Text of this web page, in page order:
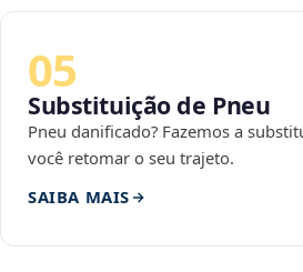
05
Substituição de Pneu
Pneu danificado? Fazemos a
você retomar o seu trajeto.
SAIBA MAIS